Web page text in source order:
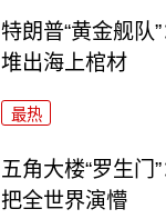
特朗普“黄金舰队
堆出海上棺材
最热
五角大楼“罗生门
把全世界演懵